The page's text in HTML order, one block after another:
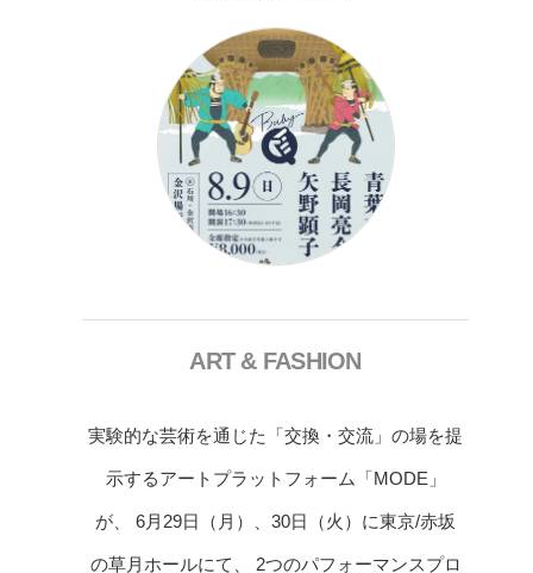
ART & FASHION
実験的な芸術を通じた「交換・交流」の場を提
示するアートプラットフォーム「MODE」
が、 6月29日（月）、30日（火）に東京/赤坂
の草月ホールにて、 2つのパフォーマンスプロ